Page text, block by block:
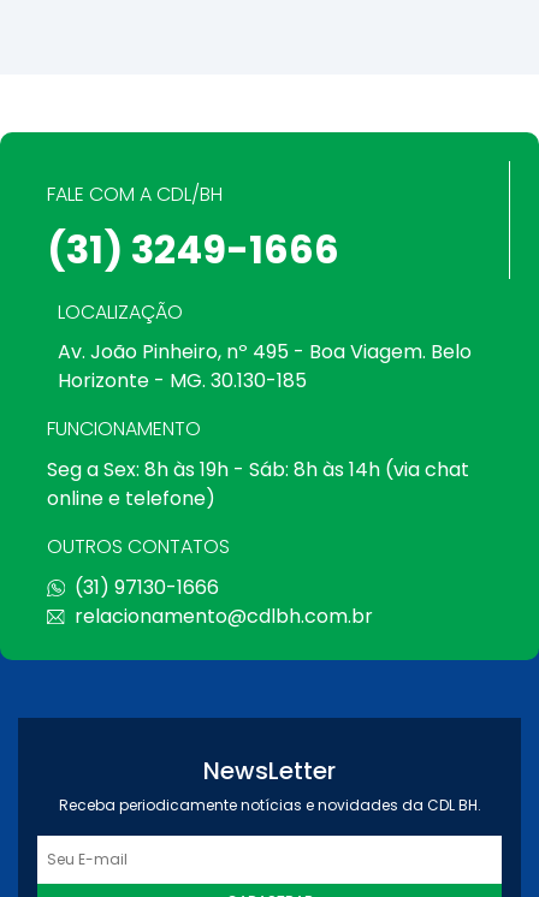
FALE COM A CDL/BH
(31) 3249-1666
LOCALIZAÇÃO
Av. João Pinheiro, nº 495 - Boa Viagem. Belo
Horizonte - MG. 30.130-185
FUNCIONAMENTO
Seg a Sex: 8h às 19h - Sáb: 8h às 14h (via chat
online e telefone)
OUTROS CONTATOS
(31) 97130-1666
relacionamento@cdlbh.com.br
NewsLetter
Receba periodicamente notícias e novidades da CDL BH.